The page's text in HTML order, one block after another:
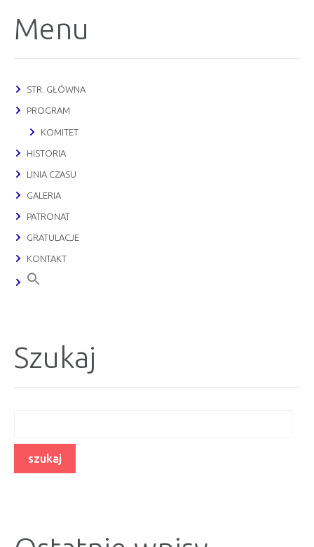
Menu
STR. GŁÓWNA
PROGRAM
KOMITET
HISTORIA
LINIA CZASU
GALERIA
PATRONAT
GRATULACJE
KONTAKT
Szukaj